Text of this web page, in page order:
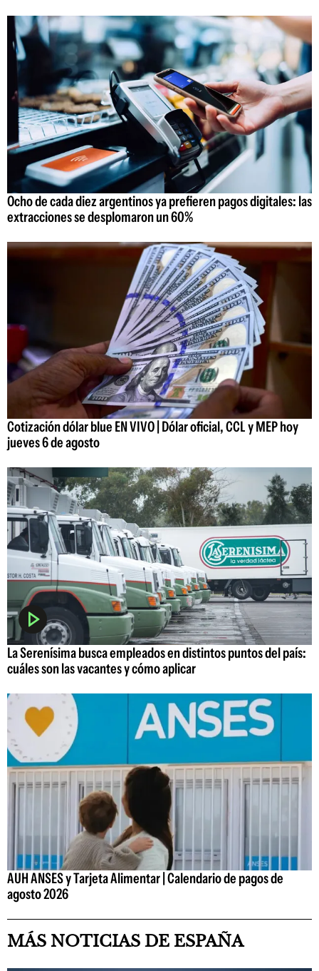
Ocho de cada diez argentinos ya prefieren pagos digitales: las
extracciones se desplomaron un 60%
Cotización dólar blue EN VIVO | Dólar oficial, CCL y MEP hoy
jueves 6 de agosto
La Serenísima busca empleados en distintos puntos del país:
cuáles son las vacantes y cómo aplicar
AUH ANSES y Tarjeta Alimentar | Calendario de pagos de
agosto 2026
MÁS NOTICIAS DE ESPAÑA